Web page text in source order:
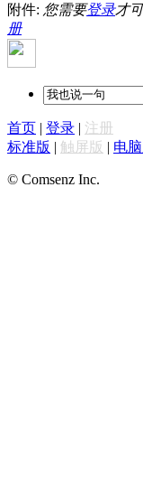
附件: 您需要登录才
册
首页 | 登录 | 注册
标准版 | 触屏版 | 电
© Comsenz Inc.